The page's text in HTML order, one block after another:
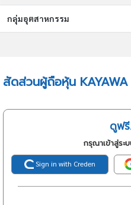
กลุ่มอุตสาหกรรม
สัดส่วนผู้ถือหุ้น KAYAWA
ดูฟรี
กรุณาเข้าสู่ระ
Sign in with Creden